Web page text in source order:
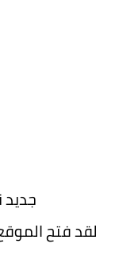
جديد